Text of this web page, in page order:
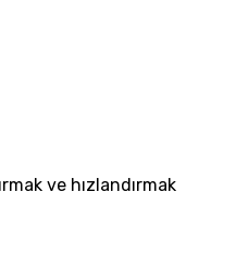
ve hızlandırmak